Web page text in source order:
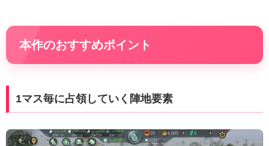
本作のおすすめポイント
1マス毎に占領していく陣地要素